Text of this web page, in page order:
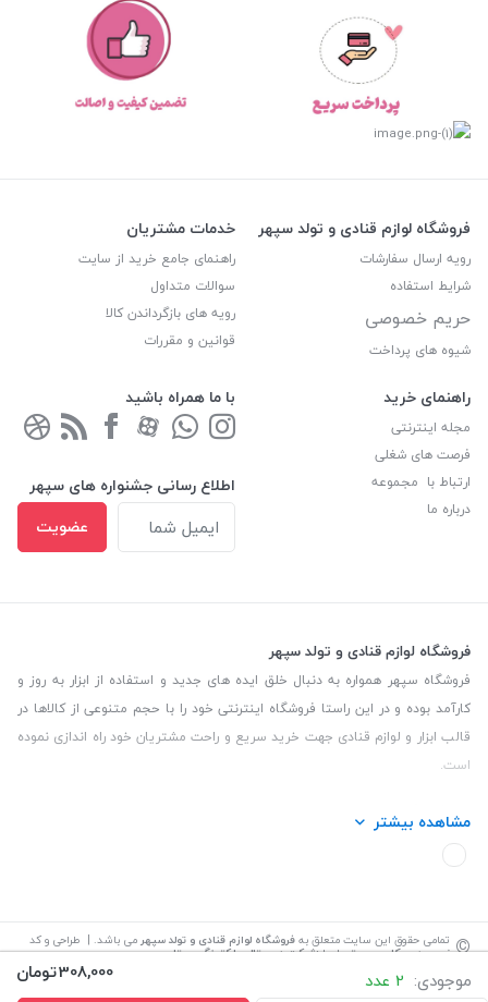
موجودی: 2 عدد 308,000تومان
فروشگاه لوازم قنادی و تولد سپهر
رویه ارسال سفارشات
شرایط استفاده
حریم خصوصی
شیوه های پرداخت
خدمات مشتریان
راهنمای جامع خرید از سایت
سوالات متداول
رویه های بازگرداندن کالا
قوانین و مقررات
راهنمای خرید
مجله اینترنتی
فرصت های شغلی
ارتباط با مجموعه
درباره ما
با ما همراه باشید
اطلاع رسانی جشنواره های سپهر
عضویت
فروشگاه لوازم قنادی و تولد سپهر
فروشگاه سپهر همواره به دنبال خلق ایده های جدید و استفاده از ابزار به روز و
کارآمد بوده و در این راستا فروشگاه اینترنتی خود را با حجم متنوعی از کالاها در
قالب ابزار و لوازم قنادی جهت خرید سریع و راحت مشتریان خود راه اندازی نموده
است.
این فروشگاه تمام تلاش خود را نموده تا کالاهایی با کیفیت و با حداقل قیمت
عرضه نماید.
مشاهده بیشتر
© تمامی حقوق این سایت متعلق بهفروشگاه لوازم قنادی و تولد سپهر می باشد. | طراحی و کد
نویسی:سپکام سیستماجرا:شرکت دیجیتال مارکتینگ سپتا